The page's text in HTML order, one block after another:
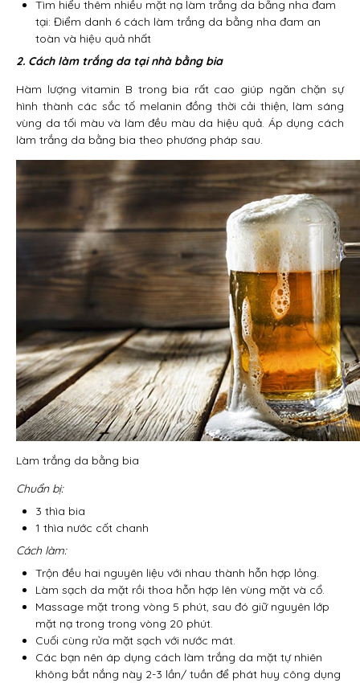
Tìm hiểu thêm nhiều mặt nạ làm trắng da bằng nha đam
tại: Điểm danh 6 cách làm trắng da bằng nha đam an
toàn và hiệu quả nhất
2. Cách làm trắng da tại nhà bằng bia
Hàm lượng vitamin B trong bia rất cao giúp ngăn chặn sự
hình thành các sắc tố melanin đồng thời cải thiện, làm sáng
vùng da tối màu và làm đều màu da hiệu quả. Áp dụng cách
làm trắng da bằng bia theo phương pháp sau.
Làm trắng da bằng bia
Chuẩn bị:
3 thìa bia
1 thìa nước cốt chanh
Cách làm:
Trộn đều hai nguyên liệu với nhau thành hỗn hợp lỏng.
Làm sạch da mặt rồi thoa hỗn hợp lên vùng mặt và cổ.
Massage mặt trong vòng 5 phút, sau đó giữ nguyên lớp
mặt nạ trong trong vòng 20 phút.
Cuối cùng rửa mặt sạch với nước mát.
Các bạn nên áp dụng cách làm trắng da mặt tự nhiên
không bắt nắng này 2-3 lần/ tuần để phát huy công dụng